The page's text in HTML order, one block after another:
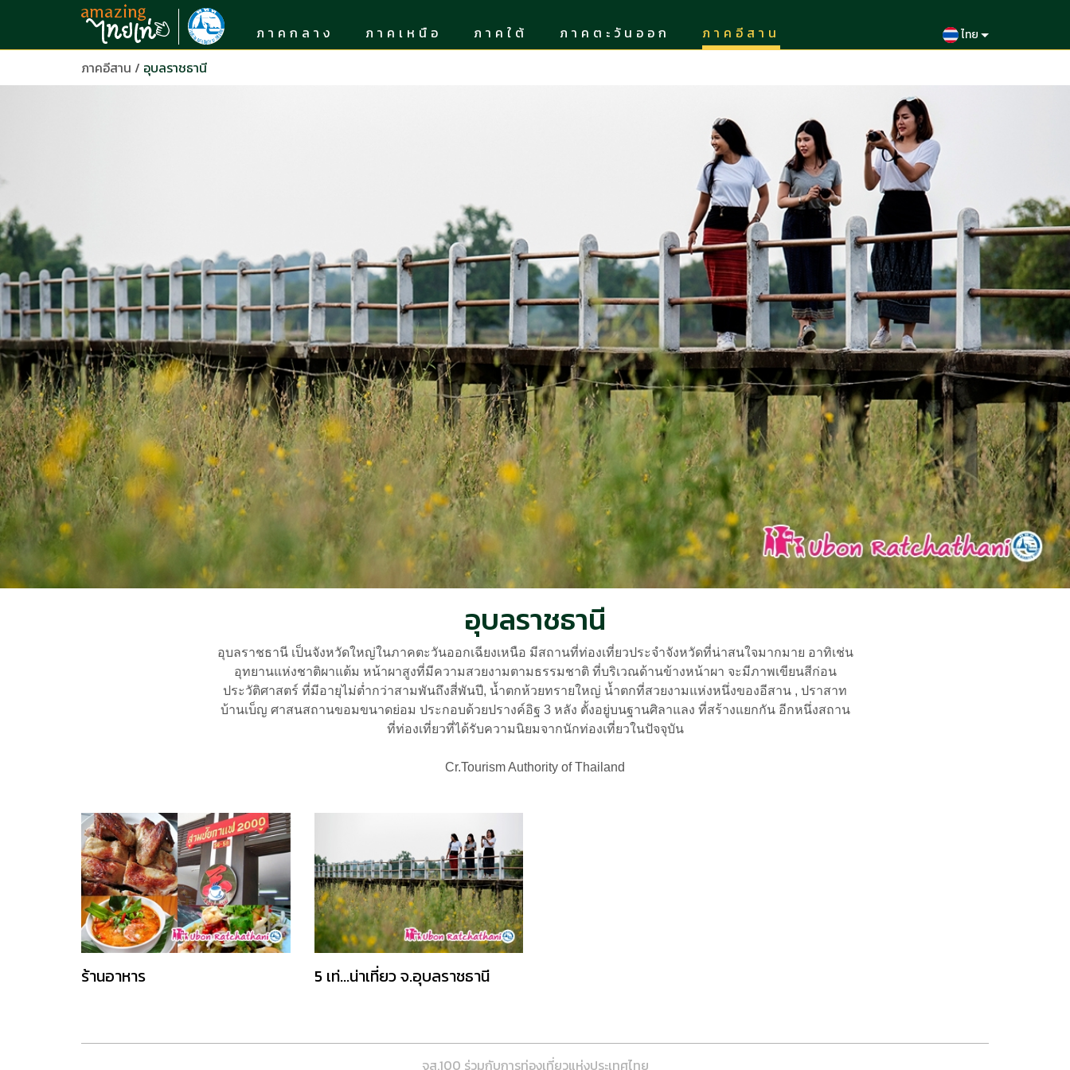
ภาคกลาง ภาคเหนือ ภาคใต้ ภาคตะวันออก ภาคอีสาน ไทย
ภาคอีสาน / อุบลราชธานี
อุบลราชธานี
อุบลราชธานี เป็นจังหวัดใหญ่ในภาคตะวันออกเฉียงเหนือ มีสถานที่ท่องเที่ยวประจำจังหวัดที่น่าสนใจมากมาย อาทิเช่น
อุทยานแห่งชาติผาแต้ม หน้าผาสูงที่มีความสวยงามตามธรรมชาติ ที่บริเวณด้านข้างหน้าผา จะมีภาพเขียนสีก่อน
ประวัติศาสตร์ ที่มีอายุไม่ต่ำกว่าสามพันถึงสี่พันปี, น้ำตกห้วยทรายใหญ่ น้ำตกที่สวยงามแห่งหนึ่งของอีสาน , ปราสาท
บ้านเบ็ญ ศาสนสถานขอมขนาดย่อม ประกอบด้วยปรางค์อิฐ 3 หลัง ตั้งอยู่บนฐานศิลาแลง ที่สร้างแยกกัน อีกหนึ่งสถาน
ที่ท่องเที่ยวที่ได้รับความนิยมจากนักท่องเที่ยวในปัจจุบัน
Cr.Tourism Authority of Thailand
ร้านอาหาร 5 เท่...น่าเที่ยว จ.อุบลราชธานี
จส.100 ร่วมกับการท่องเที่ยวแห่งประเทศไทย